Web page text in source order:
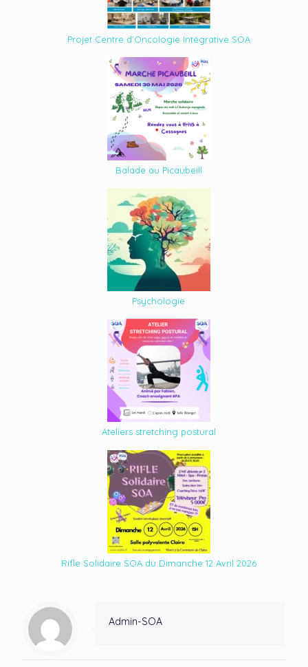
Projet Centre d’Oncologie Intégrative SOA
Balade au Picaubeill
Psychologie
Ateliers stretching postural
Rifle Solidaire SOA du Dimanche 12 Avril 2026
Admin-SOA